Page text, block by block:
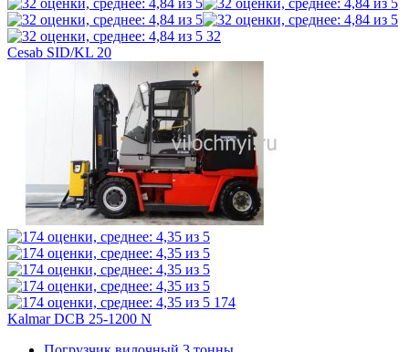
32
Cesab SID/KL 20
174
Kalmar DCB 25-1200 N